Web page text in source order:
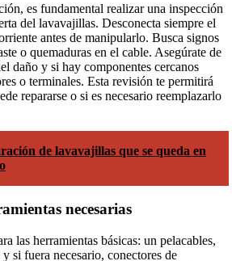
es fundamental realizar una inspección
del lavavajillas. Desconecta siempre el
antes de manipularlo. Busca signos
o quemaduras en el cable. Asegúrate de
daño y si hay componentes cercanos
o terminales. Esta revisión te permitirá
repararse o si es necesario reemplazarlo
de lavavajillas que se queda en
necesarias
las herramientas básicas: un pelacables,
si fuera necesario, conectores de